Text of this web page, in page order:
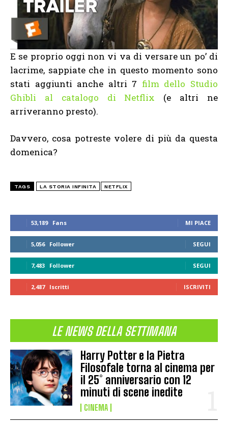
53,189 Fans MI PIACE
5,056 Follower SEGUI
7,483 Follower SEGUI
2,487 Iscritti ISCRIVITI
LE NEWS DELLA SETTIMANA
Harry Potter e la Pietra
Filosofale torna al cinema per
il 25° anniversario con 12
minuti di scene inedite
CINEMA
E se proprio oggi non vi va di versare un po’ di
lacrime, sappiate che in questo momento sono
stati aggiunti anche altri 7 film dello Studio
Ghibli al catalogo di Netflix (e altri ne
arriveranno presto).
Davvero, cosa potreste volere di più da questa
domenica?
TAGS LA STORIA INFINITA NETFLIX